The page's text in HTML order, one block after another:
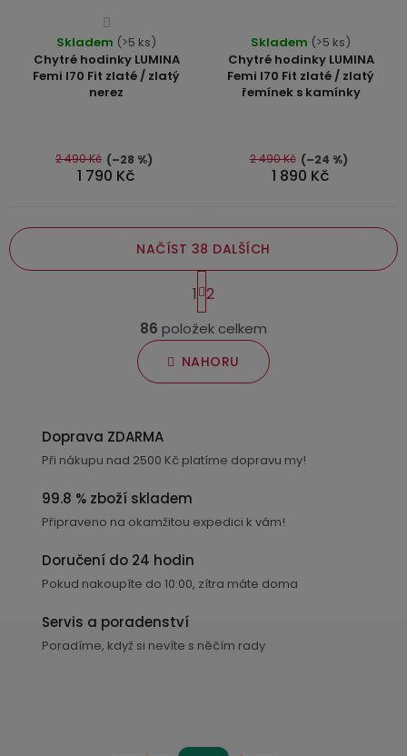
Chytré hodinky LUMINA
Femi I70 Fit zlaté / zlatý
nerez
Průměrné
hodnocení
produktu
je
5
hvězdiček.
Skladem (>5 ks)
1 790 Kč
2 490 Kč (–28 %)
Chytré hodinky LUMINA
Femi I70 Fit zlaté / zlatý
řemínek s kamínky
hodnocení
produktu
je
5
hvězdiček.
Skladem (>5 ks)
1 890 Kč
2 490 Kč (–24 %)
O
v
l
á
í
v
y
p
NAČÍST 38 DALŠÍCH
t
r
á
n
n
í
1 2
86 položek celkem
NAHORU
Doprava ZDARMA
Při nákupu nad 2500 Kč platíme dopravu my!
99.8 % zboží skladem
Připraveno na okamžitou expedici k vám!
Doručení do 24 hodin
Pokud nakoupíte do 10:00, zítra máte doma
Servis a poradenství
Poradíme, když si nevíte s něčím rady